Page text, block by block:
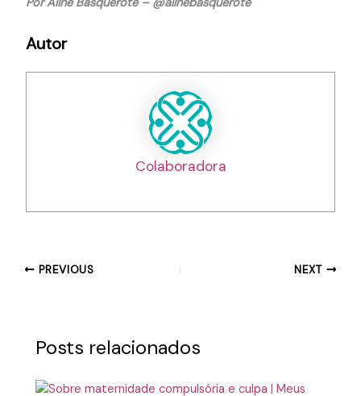
Por Aline Basquerote – @alinebasquerote
Autor
Colaboradora
PREVIOUS NEXT
Posts relacionados